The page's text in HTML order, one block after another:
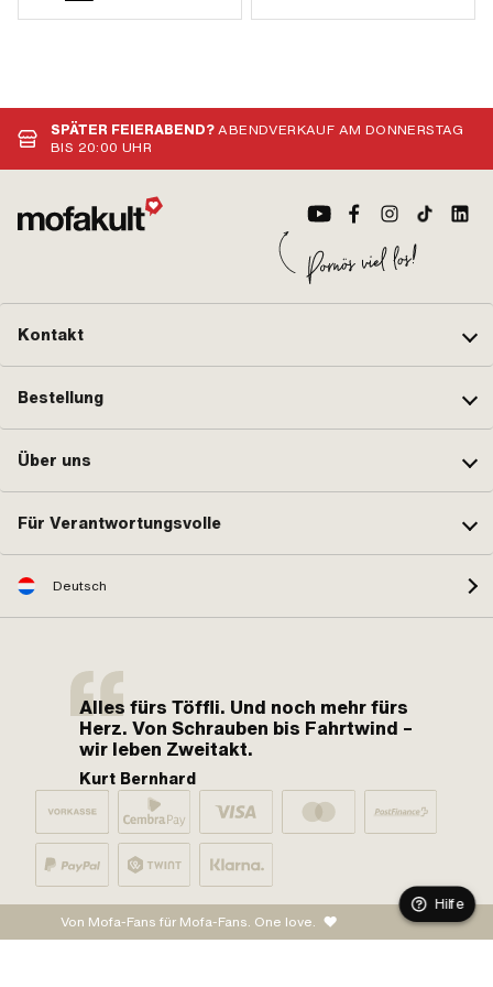
SPÄTER FEIERABEND?ABENDVERKAUF AM DONNERSTAG
BIS 20:00 UHR
Kontakt
Bestellung
Über uns
Für Verantwortungsvolle
Deutsch
Alles fürs Töffli. Und noch mehr fürs
Herz. Von Schrauben bis Fahrtwind –
wir leben Zweitakt.
Kurt Bernhard
Von Mofa-Fans für Mofa-Fans. One love.
Hilfe